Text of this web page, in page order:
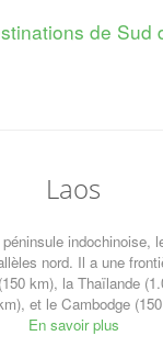
de Sud
Laos
indochinoise,
nord. Il a une
km), la Thaïlande
et le Cambodge
En savoir plus